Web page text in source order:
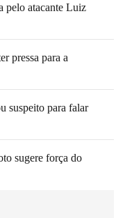
pelo atacante Luiz
pressa para a
suspeito para falar
sugere força do